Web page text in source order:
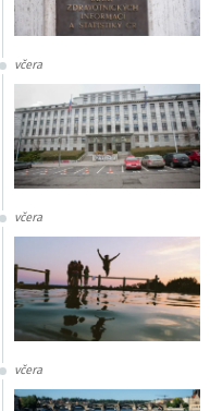
včera
včera
včera